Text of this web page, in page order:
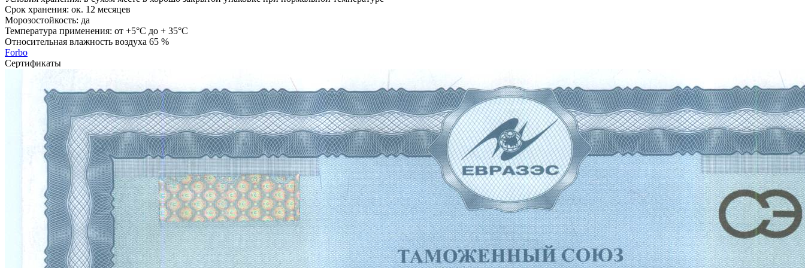
Срок хранения: ок. 12 месяцев
Морозостойкость: да
Температура применения: от +5°С до + 35°С
Относительная влажность воздуха 65 %
Forbo
Сертификаты